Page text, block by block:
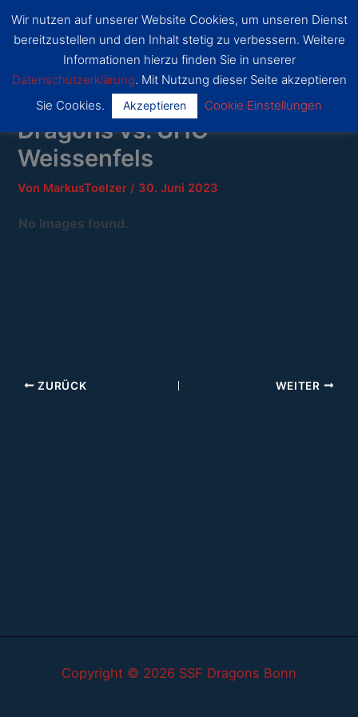
Inhalt
springen
SSF
Dragons
Bonn
Main
Menu
Dragons vs. UHC
Weissenfels
Von MarkusToelzer/ 30. Juni 2023
No Images found.
ZURÜCK WEITER
Copyright © 2026 SSF Dragons Bonn
Wir nutzen auf unserer Website Cookies, um unseren Dienst
bereitzustellen und den Inhalt stetig zu verbessern. Weitere
Informationen hierzu finden Sie in unserer
Datenschutzerklärung. Mit Nutzung dieser Seite akzeptieren
Sie Cookies.
Akzeptieren Cookie Einstellungen